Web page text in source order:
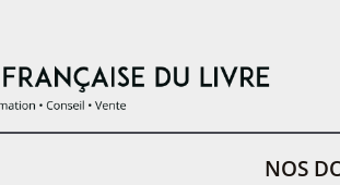
NOS